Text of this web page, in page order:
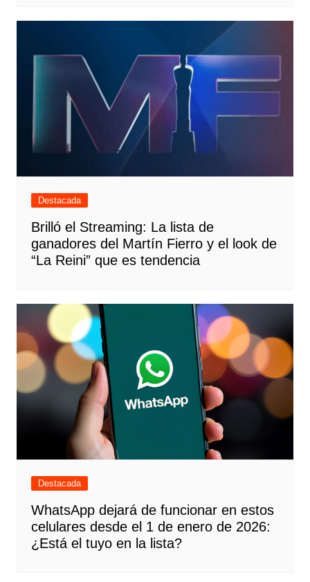
Destacada
Brilló el Streaming: La lista de
ganadores del Martín Fierro y el look de
“La Reini” que es tendencia
Destacada
WhatsApp dejará de funcionar en estos
celulares desde el 1 de enero de 2026:
¿Está el tuyo en la lista?